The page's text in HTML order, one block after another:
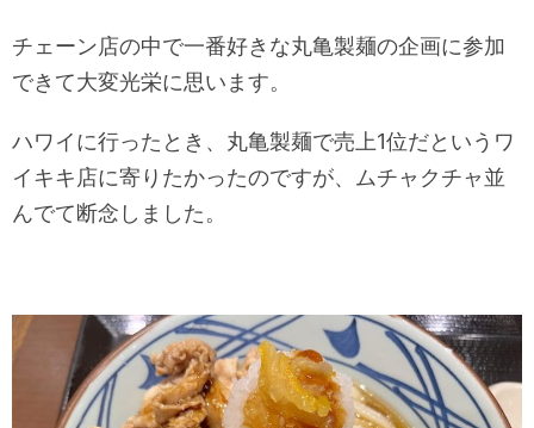
チェーン店の中で一番好きな丸亀製麺の企画に参加
できて大変光栄に思います。
ハワイに行ったとき、丸亀製麺で売上1位だというワ
イキキ店に寄りたかったのですが、ムチャクチャ並
んでて断念しました。